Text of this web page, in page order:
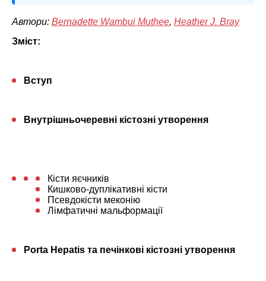
Автори: Bernadette Wambui Muthee, Heather J. Bray
Зміст:
Вступ
Внутрішньочеревні кістозні утворення
Кісти яєчників
Кишково-дуплікативні кісти
Псевдокісти меконію
Лімфатичні мальформації
Porta Hepatis та печінкові кістозні утворення